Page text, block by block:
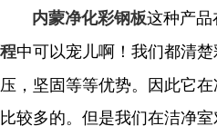
内蒙净化彩钢板这种产
程中可以宠儿啊！我们都清
压，坚固等等优势。因此它
比较多的。但是我们在洁净